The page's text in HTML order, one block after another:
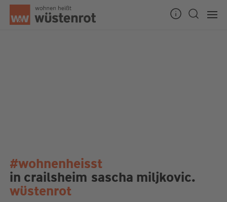
#wohnenheisst
in crailsheim sascha miljkovic.
wüstenrot